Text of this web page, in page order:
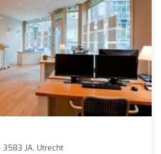
3583 JA, Utrecht